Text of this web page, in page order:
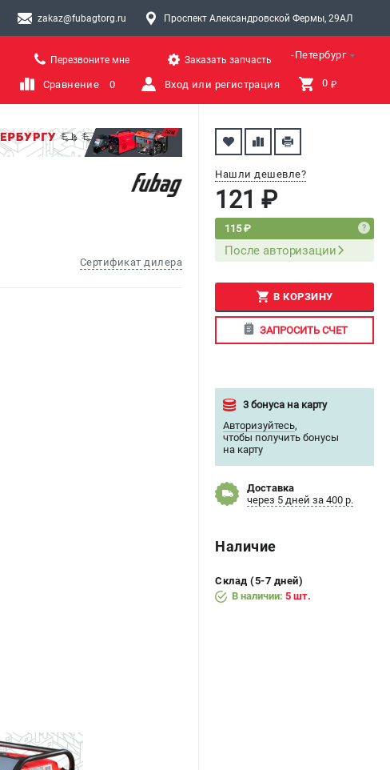
zakaz@fubagtorg.ru Проспект Александровской Фермы, 29АЛ
Санкт-Петербург
Перезвоните мне Заказать запчасть
Сравнение 0 Вход или регистрация 0 ₽
Сертификат дилера
Нашли дешевле?
121 ₽
115 ₽
После авторизации
В КОРЗИНУ
ЗАПРОСИТЬ СЧЕТ
3 бонуса на карту
Авторизуйтесь,
чтобы получить бонусы
на карту
Доставка
через 5 дней за 400 р.
Наличие
Склад (5-7 дней)
В наличии: 5 шт.